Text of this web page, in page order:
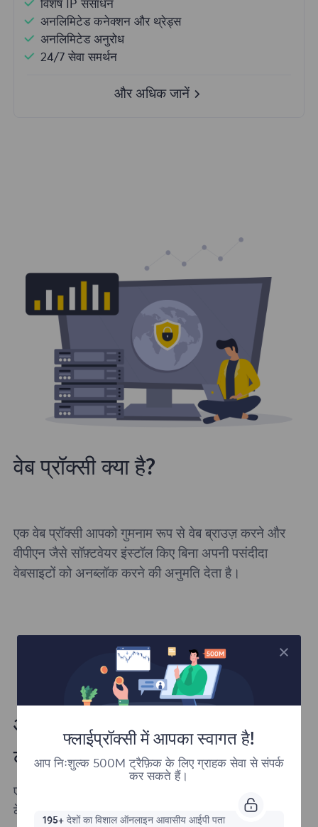
विशेष IP संसाधन
अनलिमिटेड कनेक्शन और थ्रेड्स
अनलिमिटेड अनुरोध
24/7 सेवा समर्थन
और अधिक जानें
वेब प्रॉक्सी क्या है?
एक वेब प्रॉक्सी आपको गुमनाम रूप से वेब ब्राउज़ करने और
वीपीएन जैसे सॉफ़्टवेयर इंस्टॉल किए बिना अपनी पसंदीदा
वेबसाइटों को अनब्लॉक करने की अनुमति देता है।
आपको वेब प्रॉक्सी की आवश्यकता
क्यों है?
एक प्रॉक्सी सेवा आपके डिवाइस और इंटरनेट के बीच मध्यस्थ
के रूप में कार्य करती है।
फ्लाईप्रॉक्सी में आपका स्वागत है!
आप निःशुल्क 500M ट्रैफ़िक के लिए ग्राहक सेवा से संपर्क
कर सकते हैं।
195+देशों का विशाल ऑनलाइन आवासीय आईपी पता